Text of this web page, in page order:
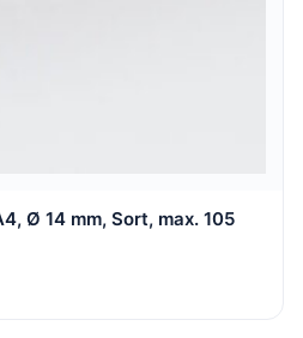
Ø 14 mm, Sort, max. 105